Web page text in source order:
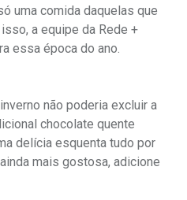
uma comida daquelas que
a equipe da Rede +
essa época do ano.
não poderia excluir a
chocolate quente
delícia esquenta tudo por
mais gostosa, adicione